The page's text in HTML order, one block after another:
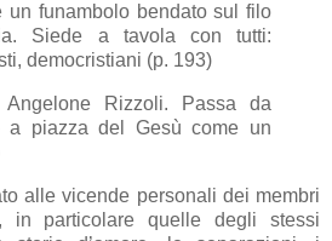
funambolo bendato sul filo
Siede a tavola con tutti:
democristiani (p. 193)
Angelone Rizzoli. Passa da
a piazza del Gesù come un
alle vicende personali dei membri
in particolare quelle degli stessi